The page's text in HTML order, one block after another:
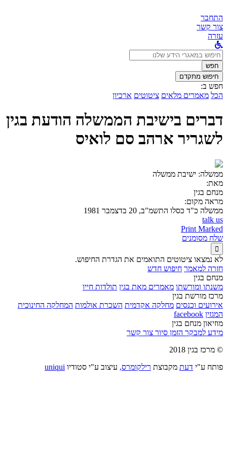
התחבר
צור קשר
עזרה
לחפש
ב:חפש
חיפוש מתקדם
חפש ב:
הכל מאמרים מלאים ציטוטים ארכיון
דברים בישיבת הממשלה הודעת בגין
לשגריר ארהב סם לואיס
ממשלה: ישיבת ממשלה
מאת:
מנחם בגין
מראה מקום:
ממשלה כ"ד כסלו התשמ"ב, 20 בדצמבר 1981
talk us
Print Marked
שלח מסומנים

לא נמצאו ציטוטים התואמים את הגדרת החיפוש.
חזרה למאמר חיפוש חדש
מנחם בגין
משנתו ומורשתו מאמרים מאת בגין תולדות חייו
מרכז מורשת בגין
אירועים וכנסים מחלקה אקדמית השכרת אולמות המחלקה החינוכית
המגזין facebook
מוזיאון מנחם בגין
מידע למבקר הזמן סיור צור קשר
© מרכז בגין 2018
פותח ע"י דעת מקבוצת רילקומרס, עיצוב ע"י סטודיו uniqui